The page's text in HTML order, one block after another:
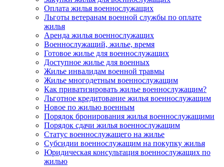
Оплата жилья военнослужащих
Льготы ветеранам военной службы по оплате
жилья
Аренда жилья военнослужащих
Военнослужащий, жилье, время
Готовое жилье для военнослужащих
Доступное жилье для военных
Жилье инвалидам военной травмы
Жилье многодетным военнослужащим
Как приватизировать жилье военнослужащим?
Льготное кредитование жилья военнослужащим
Новое по жилью военным
Порядок бронирования жилья военнослужащими
Порядок сдачи жилья военнослужащим
Статус военнослужащего на жилье
Субсидии военнослужащим на покупку жилья
Юридическая консультация военнослужащих по
жилью